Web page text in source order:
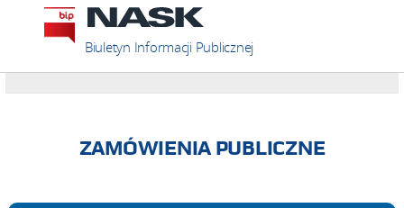
Biuletyn Informacji Publicznej
ZAMÓWIENIA PUBLICZNE